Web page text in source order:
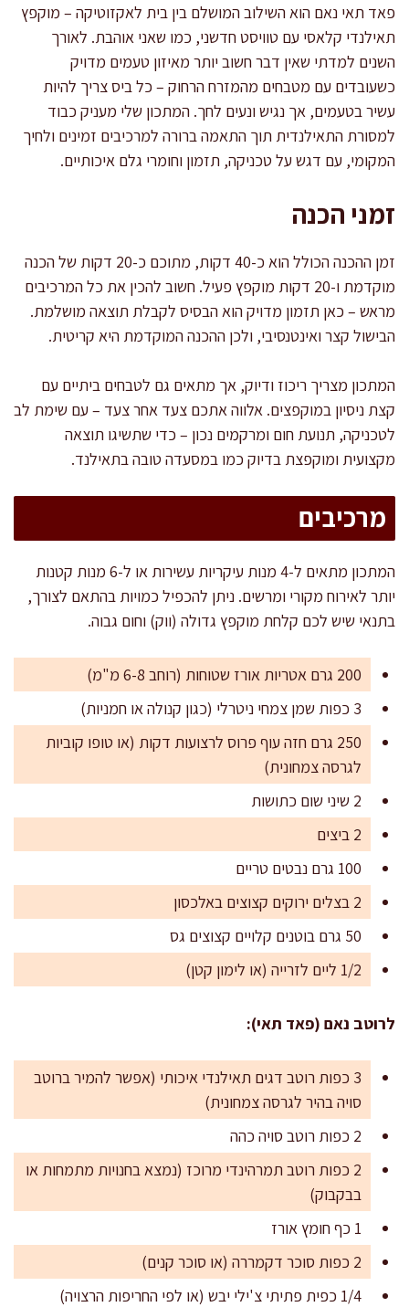
פאד תאי נאם הוא השילוב המושלם בין בית לאקזוטיקה – מוקפץ
תאילנדי קלאסי עם טוויסט חדשני, כמו שאני אוהבת. לאורך
השנים למדתי שאין דבר חשוב יותר מאיזון טעמים מדויק
כשעובדים עם מטבחים מהמזרח הרחוק – כל ביס צריך להיות
עשיר בטעמים, אך נגיש ונעים לחך. המתכון שלי מעניק כבוד
למסורת התאילנדית תוך התאמה ברורה למרכיבים זמינים ולחיך
המקומי, עם דגש על טכניקה, תזמון וחומרי גלם איכותיים.
זמני הכנה
זמן ההכנה הכולל הוא כ-40 דקות, מתוכם כ-20 דקות של הכנה
מוקדמת ו-20 דקות מוקפץ פעיל. חשוב להכין את כל המרכיבים
מראש – כאן תזמון מדויק הוא הבסיס לקבלת תוצאה מושלמת.
הבישול קצר ואינטנסיבי, ולכן ההכנה המוקדמת היא קריטית.
המתכון מצריך ריכוז ודיוק, אך מתאים גם לטבחים ביתיים עם
קצת ניסיון במוקפצים. אלווה אתכם צעד אחר צעד – עם שימת לב
לטכניקה, תנועת חום ומרקמים נכון – כדי שתשיגו תוצאה
מקצועית ומוקפצת בדיוק כמו במסעדה טובה בתאילנד.
מרכיבים
המתכון מתאים ל-4 מנות עיקריות עשירות או ל-6 מנות קטנות
יותר לאירוח מקורי ומרשים. ניתן להכפיל כמויות בהתאם לצורך,
בתנאי שיש לכם קלחת מוקפץ גדולה (ווק) וחום גבוה.
200 גרם אטריות אורז שטוחות (רוחב 6-8 מ"מ)
3 כפות שמן צמחי ניטרלי (כגון קנולה או חמניות)
250 גרם חזה עוף פרוס לרצועות דקות (או טופו קוביות
לגרסה צמחונית)
2 שיני שום כתושות
2 ביצים
100 גרם נבטים טריים
2 בצלים ירוקים קצוצים באלכסון
50 גרם בוטנים קלויים קצוצים גס
1/2 ליים לזרייה (או לימון קטן)
לרוטב נאם (פאד תאי):
3 כפות רוטב דגים תאילנדי איכותי (אפשר להמיר ברוטב
סויה בהיר לגרסה צמחונית)
2 כפות רוטב סויה כהה
2 כפות רוטב תמרהינדי מרוכז (נמצא בחנויות מתמחות או
בבקבוק)
1 כף חומץ אורז
2 כפות סוכר דקמררה (או סוכר קנים)
1/4 כפית פתיתי צ'ילי יבש (או לפי החריפות הרצויה)